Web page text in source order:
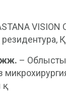
VISION
жж. –